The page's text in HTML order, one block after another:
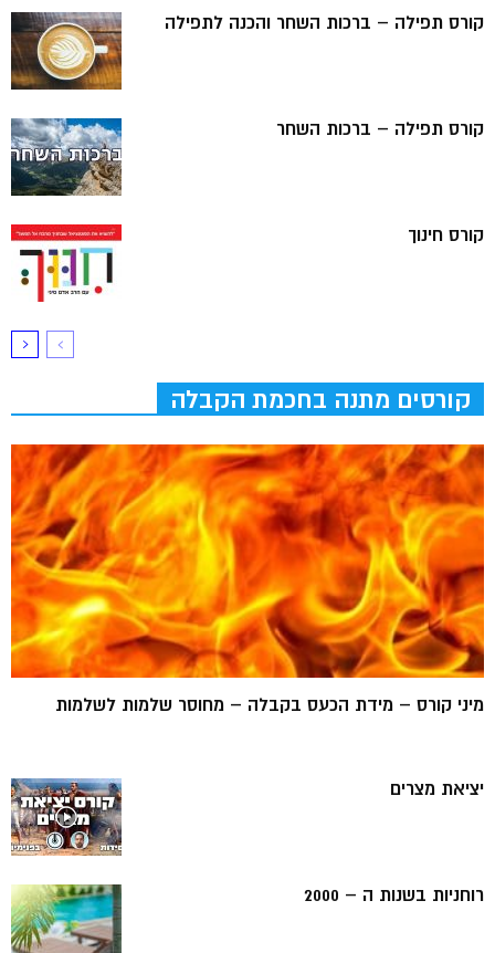
קורס תפילה – ברכות השחר והכנה לתפילה
קורס תפילה – ברכות השחר
קורס חינוך
קורסים מתנה בחכמת הקבלה
מיני קורס – מידת הכעס בקבלה – מחוסר שלמות לשלמות
יציאת מצרים
רוחניות בשנות ה – 2000